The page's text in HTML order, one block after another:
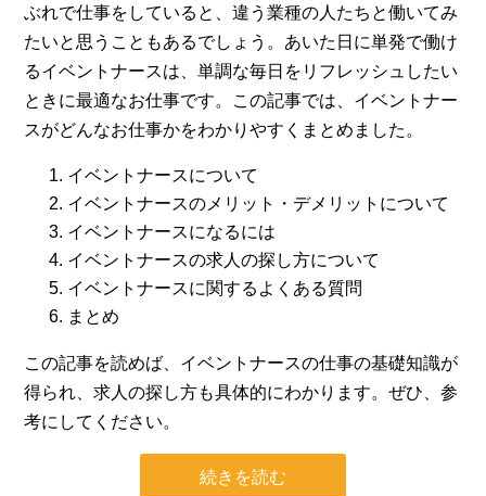
ぶれで仕事をしていると、違う業種の人たちと働いてみ
たいと思うこともあるでしょう。あいた日に単発で働け
るイベントナースは、単調な毎日をリフレッシュしたい
ときに最適なお仕事です。この記事では、イベントナー
スがどんなお仕事かをわかりやすくまとめました。
イベントナースについて
イベントナースのメリット・デメリットについて
イベントナースになるには
イベントナースの求人の探し方について
イベントナースに関するよくある質問
まとめ
この記事を読めば、イベントナースの仕事の基礎知識が
得られ、求人の探し方も具体的にわかります。ぜひ、参
考にしてください。
続きを読む